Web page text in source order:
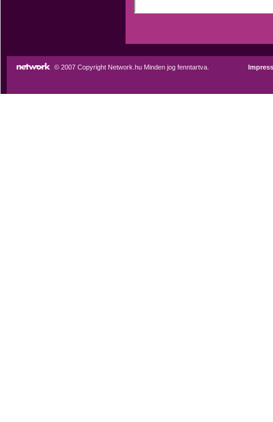
© 2007 Copyright Network.hu Minden jog fenntartva.